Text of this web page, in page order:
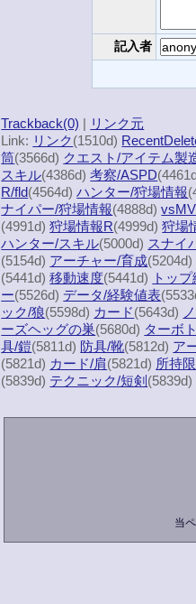
記入者
Trackback(0) | リンク元
Link: リンク(1510d)
筒(3566d) クエスト/アイテム製
スキル(4386d)考察/ASPD
R/fld(4564d)ハンター/狩場情報
ナイパー/狩場情報(4888d)
(4991d)狩場情報R(4999d)狩場
ハンター/スキル(5000d) スナイ
(5154d) アーチャー/育成(5204d)
(5441d)移動速度(5441d) トップ
ー(5526d) データ/経験値表
ック/狼(5598d) カード(5643d)
ーズヘッグの巣(5680d) ターボ
具/鎧(5811d) 防具/靴(5812d) ア
(5821d) カード/肩(5821d) 所持
(5839d) テクニック/短剣 (5839d)
当